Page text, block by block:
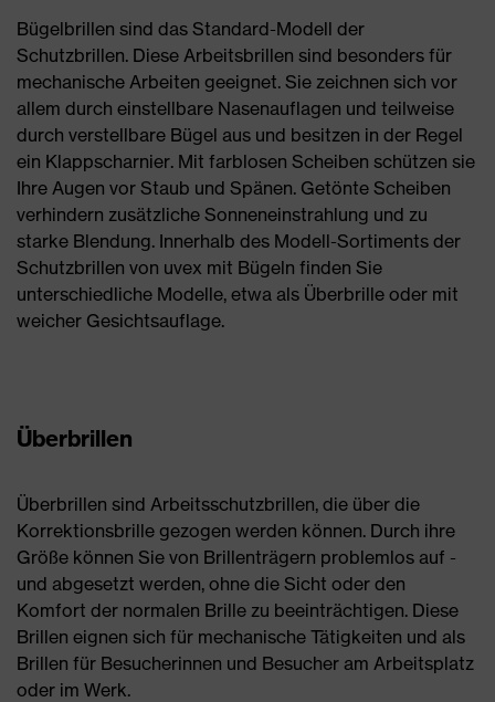
Bügelbrillen sind das Standard-Modell der
Schutzbrillen. Diese Arbeitsbrillen sind besonders für
mechanische Arbeiten geeignet. Sie zeichnen sich vor
allem durch einstellbare Nasenauflagen und teilweise
durch verstellbare Bügel aus und besitzen in der Regel
ein Klappscharnier. Mit farblosen Scheiben schützen sie
Ihre Augen vor Staub und Spänen. Getönte Scheiben
verhindern zusätzliche Sonneneinstrahlung und zu
starke Blendung. Innerhalb des Modell-Sortiments der
Schutzbrillen von uvex mit Bügeln finden Sie
unterschiedliche Modelle, etwa als Überbrille oder mit
weicher Gesichtsauflage.
Überbrillen
Überbrillen sind Arbeitsschutzbrillen, die über die
Korrektionsbrille gezogen werden können. Durch ihre
Größe können Sie von Brillenträgern problemlos auf -
und abgesetzt werden, ohne die Sicht oder den
Komfort der normalen Brille zu beeinträchtigen. Diese
Brillen eignen sich für mechanische Tätigkeiten und als
Brillen für Besucherinnen und Besucher am Arbeitsplatz
oder im Werk.